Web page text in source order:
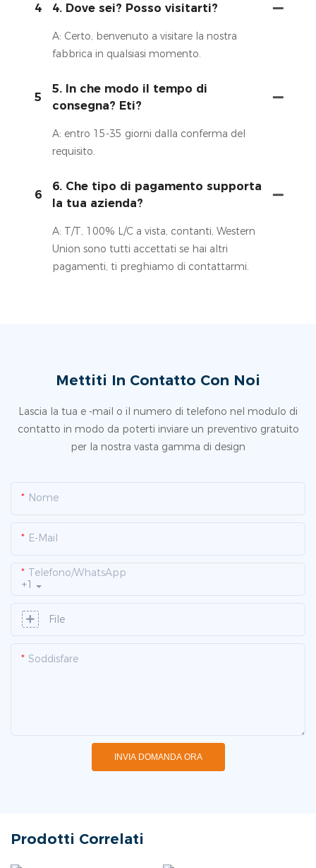
4 4. Dove sei? Posso visitarti?
A: Certo, benvenuto a visitare la nostra
fabbrica in qualsiasi momento.
5
5. In che modo il tempo di
consegna? Eti?
A: entro 15-35 giorni dalla conferma del
requisito.
6
6. Che tipo di pagamento supporta
la tua azienda?
A: T/T, 100% L/C a vista, contanti, Western
Union sono tutti accettati se hai altri
pagamenti, ti preghiamo di contattarmi.
Mettiti In Contatto Con Noi
Lascia la tua e -mail o il numero di telefono nel modulo di
contatto in modo da poterti inviare un preventivo gratuito
per la nostra vasta gamma di design
Nome
E-Mail
+1
Telefono/WhatsApp
File
Soddisfare
INVIA DOMANDA ORA
Prodotti Correlati